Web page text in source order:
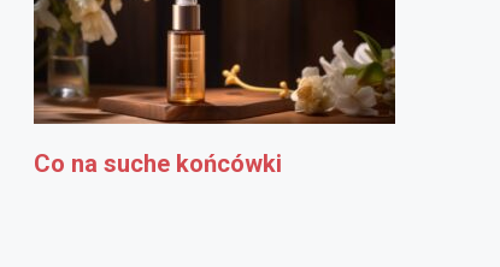
Co na suche końcówki